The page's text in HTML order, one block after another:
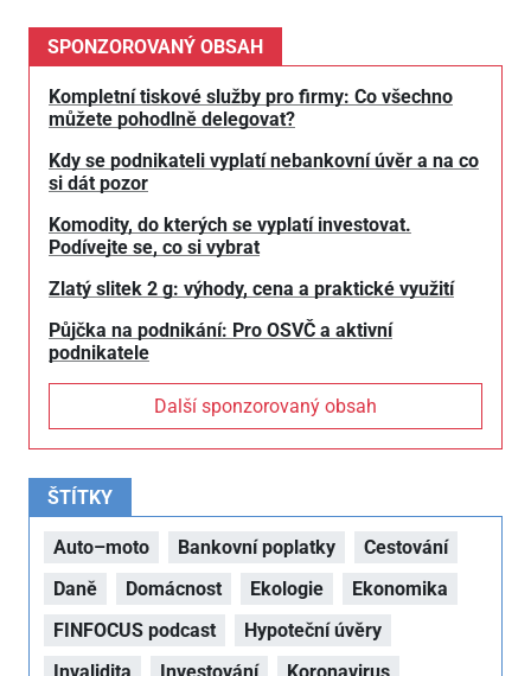
SPONZOROVANÝ OBSAH
Kompletní tiskové služby pro firmy: Co všechno
můžete pohodlně delegovat?
Kdy se podnikateli vyplatí nebankovní úvěr a na co
si dát pozor
Komodity, do kterých se vyplatí investovat.
Podívejte se, co si vybrat
Zlatý slitek 2 g: výhody, cena a praktické využití
Půjčka na podnikání: Pro OSVČ a aktivní
podnikatele
Další sponzorovaný obsah
ŠTÍTKY
Auto–moto Bankovní poplatky
Cestování
Daně
Domácnost Ekologie
Ekonomika
FINFOCUS podcast
Hypoteční úvěry